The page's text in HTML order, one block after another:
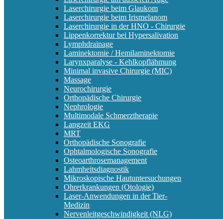
Laserchirurgie beim Glaukom
Laserchirurgie beim Irismelanom
Laserchirurgie in der HNO - Chirurgie
Lippenkorrektur bei Hypersalivation
Lymphdrainage
Laminektomie / Hemilaminektomie
Larynxparalyse - Kehlkopflähmung
Minimal invasive Chirurgie (MIC)
Massage
Neurochirurgie
Orthopädische Chirurgie
Nephrologie
Multimodale Schmerztherapie
Langzeit EKG
MRT
Orthopädische Sonografie
Ophtalmologische Sonografie
Osteoarthrosemanagement
Lahmheitsdiagnostik
Mikroskopische Hautuntersuchungen
Ohrerkrankungen (Otologie)
Laser-Anwendungen in der Tier-
Medizin
Nervenleitgeschwindigkeit (NLG)